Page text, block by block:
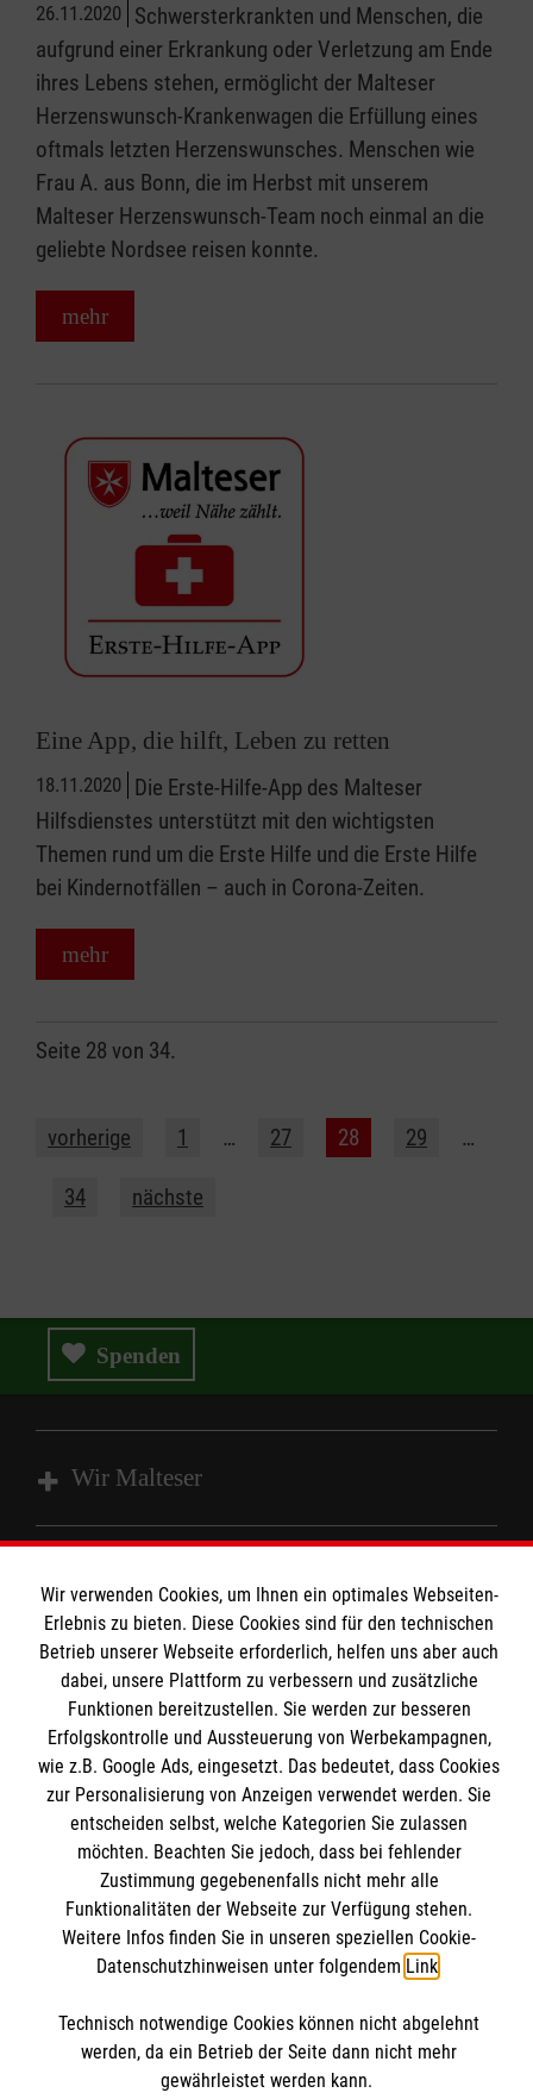
26.11.2020 Schwersterkrankten und Menschen, die
aufgrund einer Erkrankung oder Verletzung am Ende
ihres Lebens stehen, ermöglicht der Malteser
Herzenswunsch-Krankenwagen die Erfüllung eines
oftmals letzten Herzenswunsches. Menschen wie
Frau A. aus Bonn, die im Herbst mit unserem
Malteser Herzenswunsch-Team noch einmal an die
geliebte Nordsee reisen konnte.
mehr
Eine App, die hilft, Leben zu retten
18.11.2020 Die Erste-Hilfe-App des Malteser
Hilfsdienstes unterstützt mit den wichtigsten
Themen rund um die Erste Hilfe und die Erste Hilfe
bei Kindernotfällen – auch in Corona-Zeiten.
mehr
Seite 28 von 34.
vorherige 1 … 27 28 29 …
34 nächste
Spenden
Wir Malteser
Angebote & Leistungen
Kursangebote
Mitarbeiten
Stellenangebote
Wir Malteser
Informationen
Kontakt
Presse und Medien
Transparenz
Impressum
Datenschutz
Barrierefreiheit
Malteser online
Malteserorden
Malteser Jugend
Malteser International
Mediathek
Sharepoint
Spendenkonto
Empfänger: Malteser Hilfsdienst e.V.
IBAN: DE90 3706 0120 1201 2100 18
BIC: GENODED1PA7
Soziale Netzwerke
Der Malteser Hilfsdienst e.V. ist als eingetragene
Wir verwenden Cookies, um Ihnen ein optimales Webseiten-
Erlebnis zu bieten. Diese Cookies sind für den technischen
Betrieb unserer Webseite erforderlich, helfen uns aber auch
dabei, unsere Plattform zu verbessern und zusätzliche
Funktionen bereitzustellen. Sie werden zur besseren
Erfolgskontrolle und Aussteuerung von Werbekampagnen,
wie z.B. Google Ads, eingesetzt. Das bedeutet, dass Cookies
zur Personalisierung von Anzeigen verwendet werden. Sie
entscheiden selbst, welche Kategorien Sie zulassen
möchten. Beachten Sie jedoch, dass bei fehlender
Zustimmung gegebenenfalls nicht mehr alle
Funktionalitäten der Webseite zur Verfügung stehen.
Weitere Infos finden Sie in unseren speziellen Cookie-
Datenschutzhinweisen unter folgendem Link.
Technisch notwendige Cookies können nicht abgelehnt
werden, da ein Betrieb der Seite dann nicht mehr
gewährleistet werden kann.